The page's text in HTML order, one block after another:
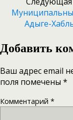
Адыге-
Добавить
Ваш адрес email
поля помечены *
Комментарий *